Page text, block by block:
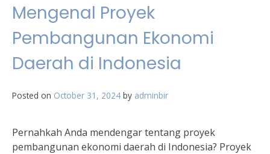
Mengenal Proyek
Pembangunan Ekonomi
Daerah di Indonesia
Posted on October 31, 2024 by adminbir
Pernahkah Anda mendengar tentang proyek
pembangunan ekonomi daerah di Indonesia? Proyek